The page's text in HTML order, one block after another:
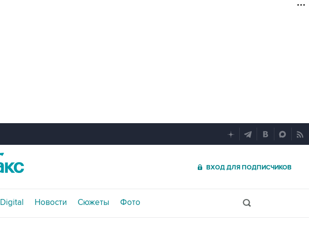
ВХОД ДЛЯ ПОДПИСЧИКОВ
Digital Новости Сюжеты Фото